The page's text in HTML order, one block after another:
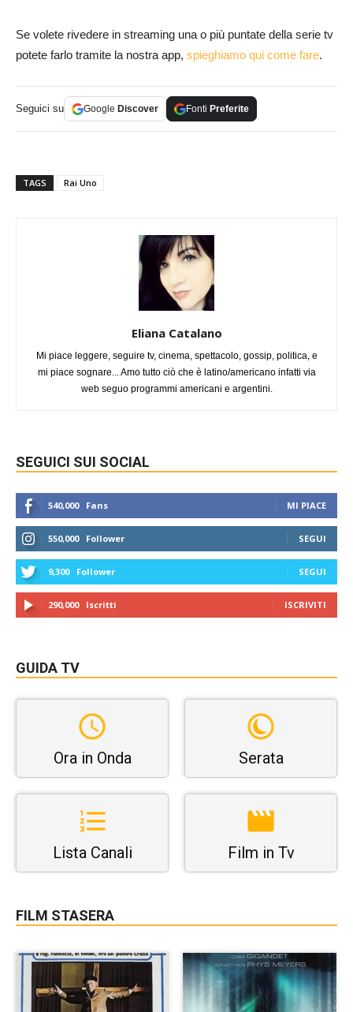
Se volete rivedere in streaming una o più puntate della serie tv
potete farlo tramite la nostra app, spieghiamo qui come fare.
Seguici su Google Discover Fonti Preferite
TAGS Rai Uno
Eliana Catalano
Mi piace leggere, seguire tv, cinema, spettacolo, gossip, politica, e
mi piace sognare... Amo tutto ciò che è latino/americano infatti via
web seguo programmi americani e argentini.
SEGUICI SUI SOCIAL
540,000 Fans MI PIACE
550,000 Follower SEGUI
9,300 Follower SEGUI
290,000 Iscritti ISCRIVITI
GUIDA TV
Ora in Onda Serata
Lista Canali Film in Tv
FILM STASERA